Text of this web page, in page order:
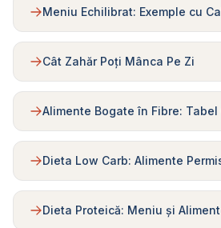
Meniu Echilibrat: Exemple cu
Cât Zahăr Poți Mânca Pe Zi
Alimente Bogate în Fibre: Tabel
Dieta Low Carb: Alimente
Dieta Proteică: Meniu și